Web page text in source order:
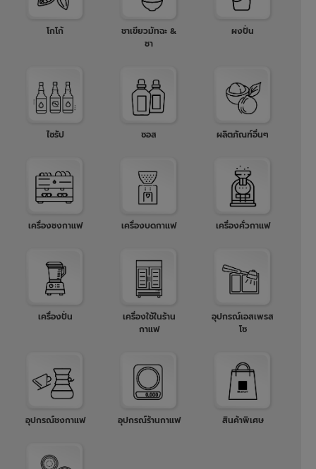
โกโก้
ชาเขียวมัทฉะ &
ชา
ผงปั่น
ไซรัป ซอส ผลิตภัณฑ์อื่นๆ
เครื่องชงกาแฟ เครื่องบดกาแฟ เครื่องคั่วกาแฟ
เครื่องปั่น
เครื่องใช้ในร้าน
กาแฟ
อุปกรณ์เอสเพรส
โซ
อุปกรณ์ชงกาแฟ อุปกรณ์ร้านกาแฟ สินค้าพิเศษ